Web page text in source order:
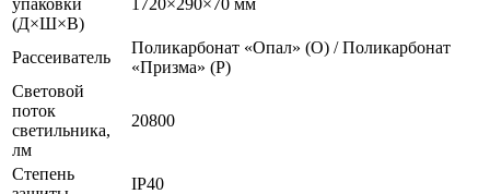
(Д×Ш×В)
Рассеиватель
Поликарбонат «Опал» (О) / Поликарбонат
«Призма» (P)
Световой
поток
светильника,
лм
20800
Степень
IP40